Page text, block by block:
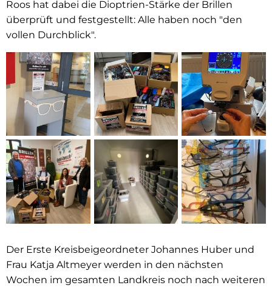
Roos hat dabei die Dioptrien-Stärke der Brillen
überprüft und festgestellt: Alle haben noch "den
vollen Durchblick".
Der Erste Kreisbeigeordneter Johannes Huber und
Frau Katja Altmeyer werden in den nächsten
Wochen im gesamten Landkreis noch nach weiteren